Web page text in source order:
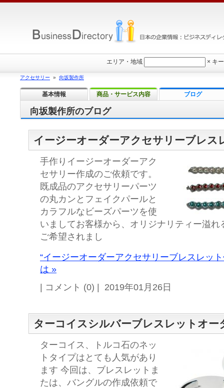
向坂製作所のブログ
イージーオーダーアクセサリーブレス
手作りイージーオーダーアク
セサリー作成のご依頼です。
既成品のアクセサリーパーツ
の丸カンとフェイクパールと
カラフルなビーズパーツを使
いましてお客様から、オリジナリティー溢れ
ご希望されまし
“イージーオーダーアクセサリーブレスレッ
は »
| コメント (0) | 2019年01月26日
ターコイスシルバーブレスレットオー
ターコイス、トルコ石のネッ
トタイプはとても人気があり
ます 今回は、ブレスレットま
たは、バングルの作成依頼で
エリア・地域 × キ
アクセサリー » 向坂製作所
基本情報 商品・サービス内容 ブログ